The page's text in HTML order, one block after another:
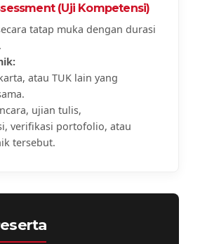
(Uji Kompetensi)
tatap muka dengan durasi
atau TUK lain yang
ujian tulis,
verifikasi portofolio, atau
tersebut.